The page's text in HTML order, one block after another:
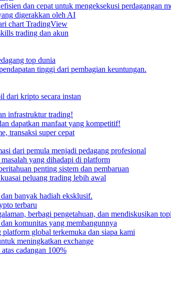
dan cepat untuk mengeksekusi perdagangan
digerakkan oleh AI
chart TradingView
trading dan akun
top dunia
tinggi dari pembagian keuntungan.
dari kripto secara instan
infrastruktur trading!
dapatkan manfaat yang kompetitif!
transaksi super cepat
dari pemula menjadi pedagang profesional
yang dihadapi di platform
penting sistem dan pembaruan
peluang trading lebih awal
banyak hadiah eksklusif.
terbaru
berbagi pengetahuan, dan mendiskusikan
komunitas yang membangunnya
global terkemuka dan siapa kami
meningkatkan exchange
cadangan 100%